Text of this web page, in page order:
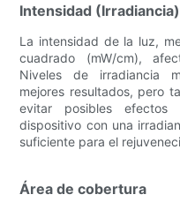
Intensidad (Irradiancia)
La intensidad de la luz,
cuadrado (mW/cm),
Niveles de irradiancia
mejores resultados, pero
evitar posibles efectos
dispositivo con una
suficiente para el
Área de cobertura